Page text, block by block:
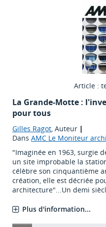
Article :
La Grande-Motte :
pour tous
Gilles Ragot, Auteur |
Dans AMC Le Moniteur
"Imaginée en 1963, surgie
un site improbable la
célèbre son cinquantième
création, elle est décriée
architecture"...Un demi
Plus d'information...